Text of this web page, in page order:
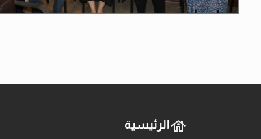
الرئيسية